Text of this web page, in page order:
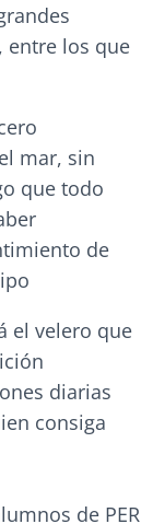
entre los que
mar, sin
que todo
de
el velero que
diarias
consiga
de PER